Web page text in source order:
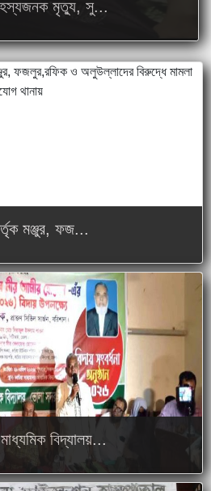
মৃত্যু, সু...
মঞ্জুর, ফজ...
বিদ্যালয়...